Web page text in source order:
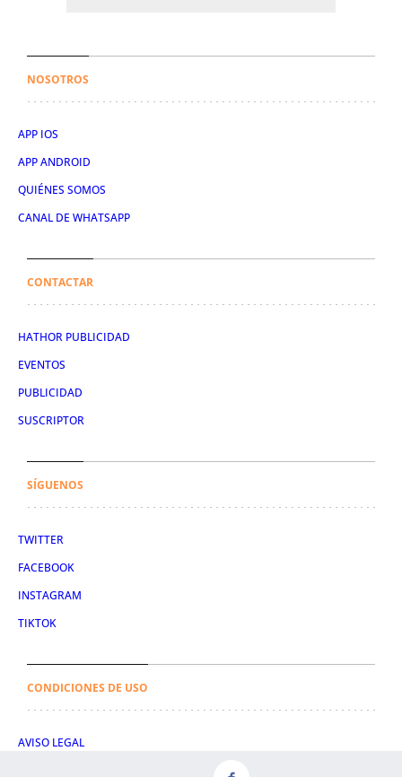
NOSOTROS
APP IOS
APP ANDROID
QUIÉNES SOMOS
CANAL DE WHATSAPP
CONTACTAR
HATHOR PUBLICIDAD
EVENTOS
PUBLICIDAD
SUSCRIPTOR
SÍGUENOS
TWITTER
FACEBOOK
INSTAGRAM
TIKTOK
CONDICIONES DE USO
AVISO LEGAL